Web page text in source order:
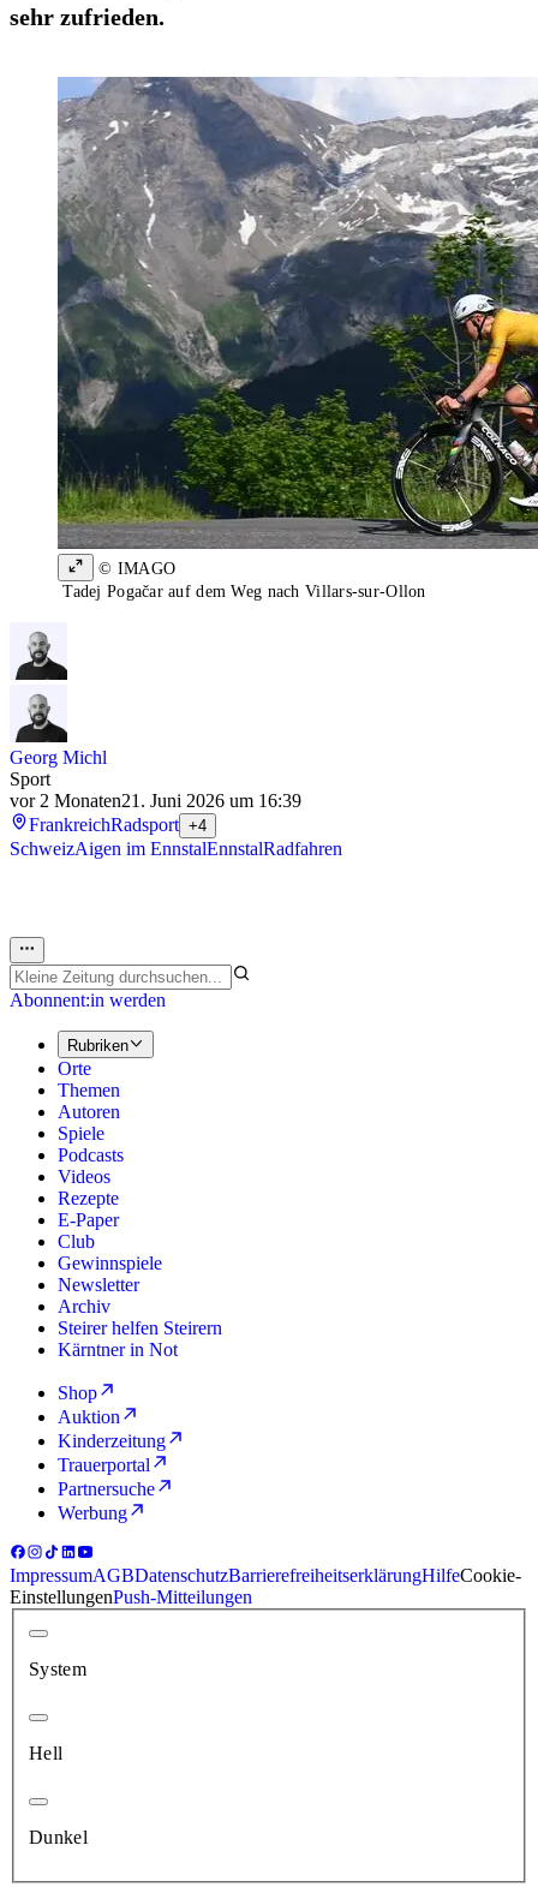
sehr zufrieden.
© IMAGO
Tadej Pogačar auf dem Weg nach Villars-sur-Ollon
Georg Michl
Sport
vor 2 Monaten21. Juni 2026 um 16:39
FrankreichRadsport +4
SchweizAigen im EnnstalEnnstalRadfahren
Abonnent:in werden
Rubriken
Orte
Themen
Autoren
Spiele
Podcasts
Videos
Rezepte
E-Paper
Club
Gewinnspiele
Newsletter
Archiv
Steirer helfen Steirern
Kärntner in Not
Shop
Auktion
Kinderzeitung
Trauerportal
Partnersuche
Werbung
ImpressumAGBDatenschutzBarrierefreiheitserklärungHilfeCookie-
EinstellungenPush-Mitteilungen
System
Hell
Dunkel